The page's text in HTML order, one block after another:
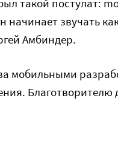
начинает звучать
Амбиндер.
мобильными
Благотворителю